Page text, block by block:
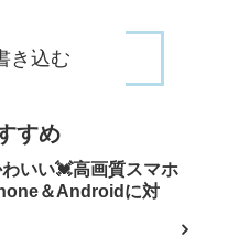
き込む
すめ
いい💓高画質スマホ
＆Androidに対